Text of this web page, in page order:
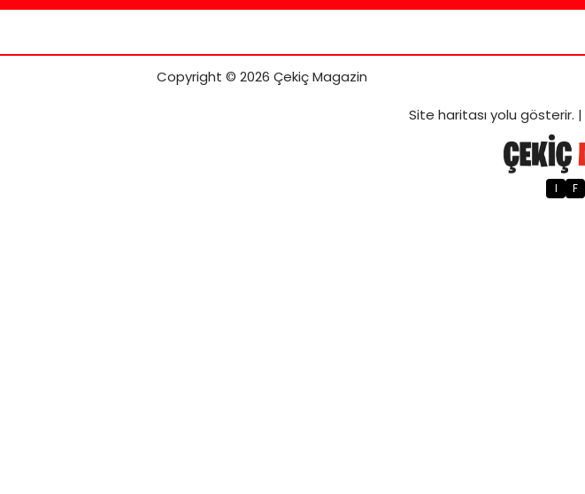
Copyright © 2026 Çekiç Magazin
Site haritasıyolu gösterir. |
I F